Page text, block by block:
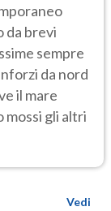
da brevi
sempre
da nord
il mare
mossi gli altri
Vedi